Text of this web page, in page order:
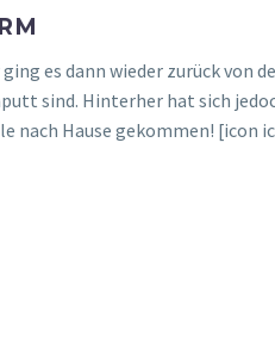
es dann wieder zurück von
sind. Hinterher hat sich
nach Hause gekommen! [icon